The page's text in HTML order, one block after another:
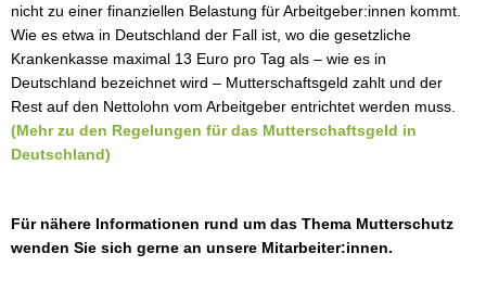
nicht zu einer finanziellen Belastung für Arbeitgeber:innen kommt.
Wie es etwa in Deutschland der Fall ist, wo die gesetzliche
Krankenkasse maximal 13 Euro pro Tag als – wie es in
Deutschland bezeichnet wird – Mutterschaftsgeld zahlt und der
Rest auf den Nettolohn vom Arbeitgeber entrichtet werden muss.
(Mehr zu den Regelungen für das Mutterschaftsgeld in
Deutschland)
Für nähere Informationen rund um das Thema Mutterschutz
wenden Sie sich gerne an unsere Mitarbeiter:innen.